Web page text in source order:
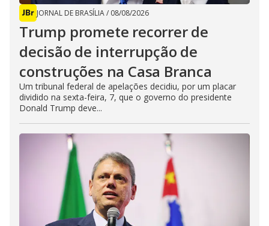
JORNAL DE BRASÍLIA/ 08/08/2026
Trump promete recorrer de
decisão de interrupção de
construções na Casa Branca
Um tribunal federal de apelações decidiu, por um placar
dividido na sexta-feira, 7, que o governo do presidente
Donald Trump deve...